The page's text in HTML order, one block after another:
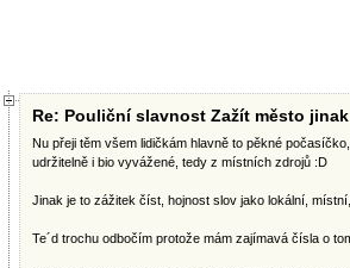
Re: Pouliční slavnost Zažít město
Nu přeji těm všem lidičkám hlavně to pěkné
udržitelně i bio vyvážené, tedy z místních zdrojů :D
Jinak je to zážitek číst, hojnost slov jako lokální,
Te´d trochu odbočím protože mám zajímavá čísla o